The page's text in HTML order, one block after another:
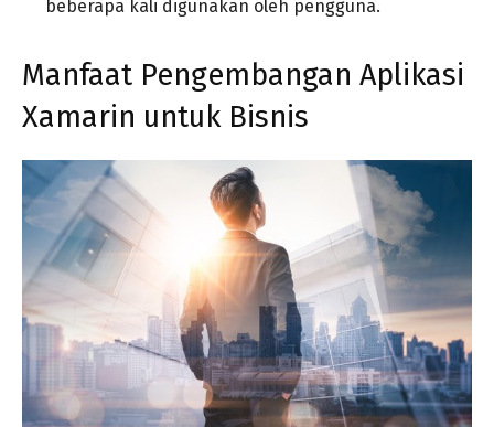
beberapa kali digunakan oleh pengguna.
Manfaat Pengembangan Aplikasi
Xamarin untuk Bisnis